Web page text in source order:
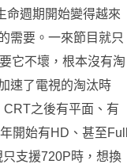
命週期開始變得越來
需要。一來節目就只
它不壞，根本沒有淘
速了電視的淘汰時
之後有平面、有
開始有HD、甚至Full
支援720P時，想換